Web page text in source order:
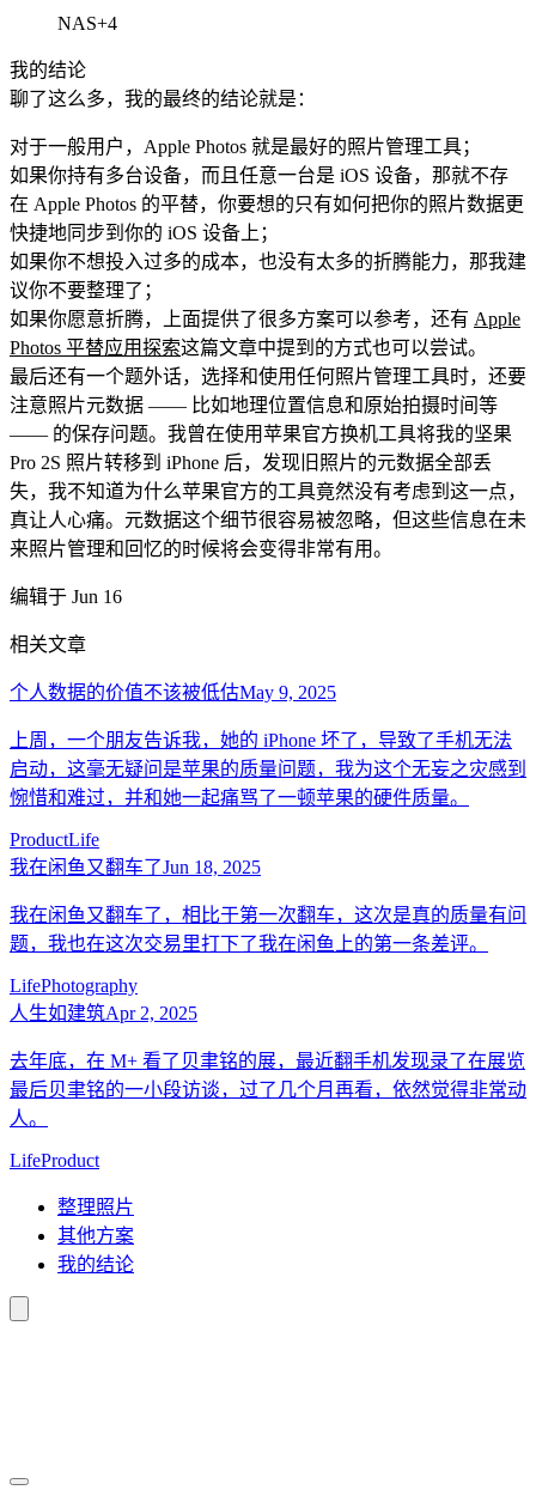
NAS+4
我的结论
聊了这么多，我的最终的结论就是：
对于一般用户，Apple Photos 就是最好的照片管理工具；
如果你持有多台设备，而且任意一台是 iOS 设备，那就不存
在 Apple Photos 的平替，你要想的只有如何把你的照片数据更
快捷地同步到你的 iOS 设备上；
如果你不想投入过多的成本，也没有太多的折腾能力，那我建
议你不要整理了；
如果你愿意折腾，上面提供了很多方案可以参考，还有 Apple
Photos 平替应用探索这篇文章中提到的方式也可以尝试。
最后还有一个题外话，选择和使用任何照片管理工具时，还要
注意照片元数据 —— 比如地理位置信息和原始拍摄时间等
—— 的保存问题。我曾在使用苹果官方换机工具将我的坚果
Pro 2S 照片转移到 iPhone 后，发现旧照片的元数据全部丢
失，我不知道为什么苹果官方的工具竟然没有考虑到这一点，
真让人心痛。元数据这个细节很容易被忽略，但这些信息在未
来照片管理和回忆的时候将会变得非常有用。
编辑于 Jun 16
相关文章
个人数据的价值不该被低估May 9, 2025
上周，一个朋友告诉我，她的 iPhone 坏了，导致了手机无法
启动，这毫无疑问是苹果的质量问题，我为这个无妄之灾感到
惋惜和难过，并和她一起痛骂了一顿苹果的硬件质量。
ProductLife
我在闲鱼又翻车了Jun 18, 2025
我在闲鱼又翻车了，相比于第一次翻车，这次是真的质量有问
题，我也在这次交易里打下了我在闲鱼上的第一条差评。
LifePhotography
人生如建筑Apr 2, 2025
去年底，在 M+ 看了贝聿铭的展，最近翻手机发现录了在展览
最后贝聿铭的一小段访谈，过了几个月再看，依然觉得非常动
人。
LifeProduct
整理照片
其他方案
我的结论